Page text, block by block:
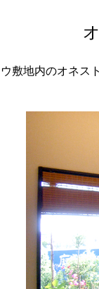
敷地内のオネス